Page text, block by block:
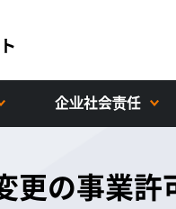
企业社会责任
更の事業